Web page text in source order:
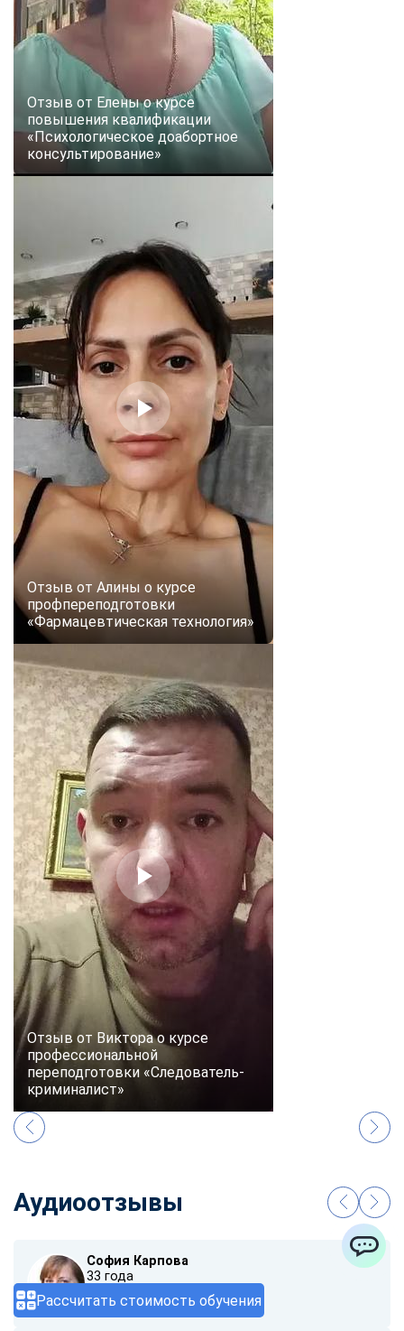
Рассчитать стоимость обучения
Отзыв от Елены о курсе
повышения квалификации
«Психологическое доабортное
консультирование»
Отзыв от Алины о курсе
профпереподготовки
«Фармацевтическая технология»
Отзыв от Виктора о курсе
профессиональной
переподготовки «Следователь-
криминалист»
Аудиоотзывы
София Карпова
33 года
00:00/ 01:40
ChatApp
online
Мессенджеры
Свяжитесь с нами через любой удобный мессенджер!
Telegram
Vkontakte EMail
Max